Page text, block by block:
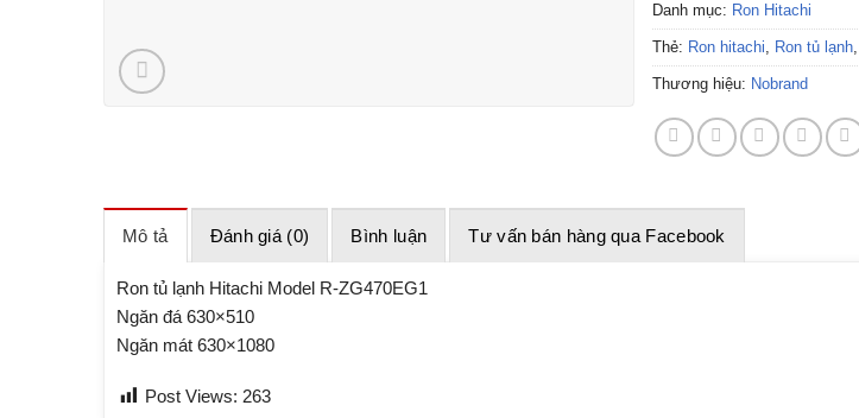
Danh mục: Ron Hitachi
Thẻ: Ron hitachi, Ron tủ lạnh,
Thương hiệu: Nobrand
Mô tả Đánh giá (0) Bình luận Tư vấn bán hàng qua Facebook
Ron tủ lạnh Hitachi Model R-ZG470EG1
Ngăn đá 630×510
Ngăn mát 630×1080
Post Views: 263